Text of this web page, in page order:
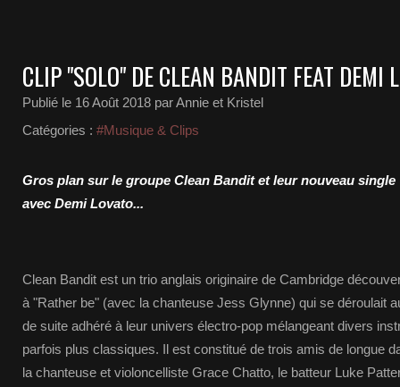
CLIP "SOLO" DE CLEAN BANDIT FEAT DEMI
Publié le 16 Août 2018 par Annie et Kristel
Catégories : #Musique & Clips
Gros plan sur le groupe Clean Bandit et leur nouveau
avec Demi Lovato...
Clean Bandit est un trio anglais originaire de Cambridge
à "Rather be" (avec la chanteuse Jess Glynne) qui se déroulait
de suite adhéré à leur univers électro-pop mélangeant divers
parfois plus classiques. Il est constitué de trois amis de longue
la chanteuse et violoncelliste Grace Chatto, le batteur Luke